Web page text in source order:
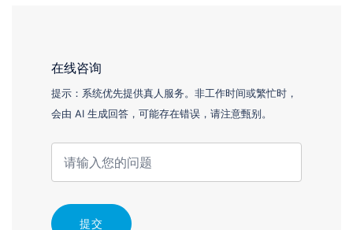
在线咨询
提示：系统优先提供真人服务。非工作时间或繁忙时，
会由 AI 生成回答，可能存在错误，请注意甄别。
提交